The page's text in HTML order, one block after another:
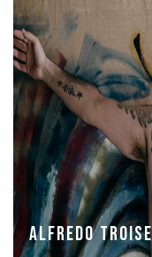
ALFREDO TROISE